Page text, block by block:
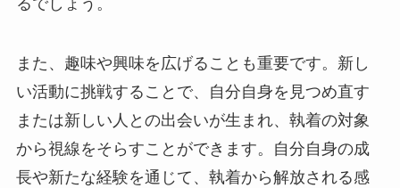
また、趣味や興味を広げることも重要です。新し
い活動に挑戦することで、自分自身を見つめ直す
または新しい人との出会いが生まれ、執着の対象
から視線をそらすことができます。自分自身の成
長や新たな経験を通じて、執着から解放される感